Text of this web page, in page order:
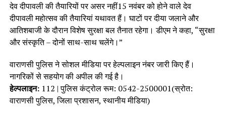
देव दीपावली की तैयारियों पर असर नहीं15 नवंबर को होने वाले देव
दीपावली महोत्सव की तैयारियां यथावत हैं। घाटों पर दीया जलाने और
आतिशबाजी के दौरान विशेष सुरक्षा बल तैनात रहेगा। डीएम ने कहा, “सुरक्षा
और संस्कृति – दोनों साथ-साथ चलेंगे।”
वाराणसी पुलिस ने सोशल मीडिया पर हेल्पलाइन नंबर जारी किए हैं।
नागरिकों से सहयोग की अपील की गई है।
हेल्पलाइन: 112 | पुलिस कंट्रोल रूम: 0542-2500001(स्रोत:
वाराणसी पुलिस, जिला प्रशासन, स्थानीय मीडिया)